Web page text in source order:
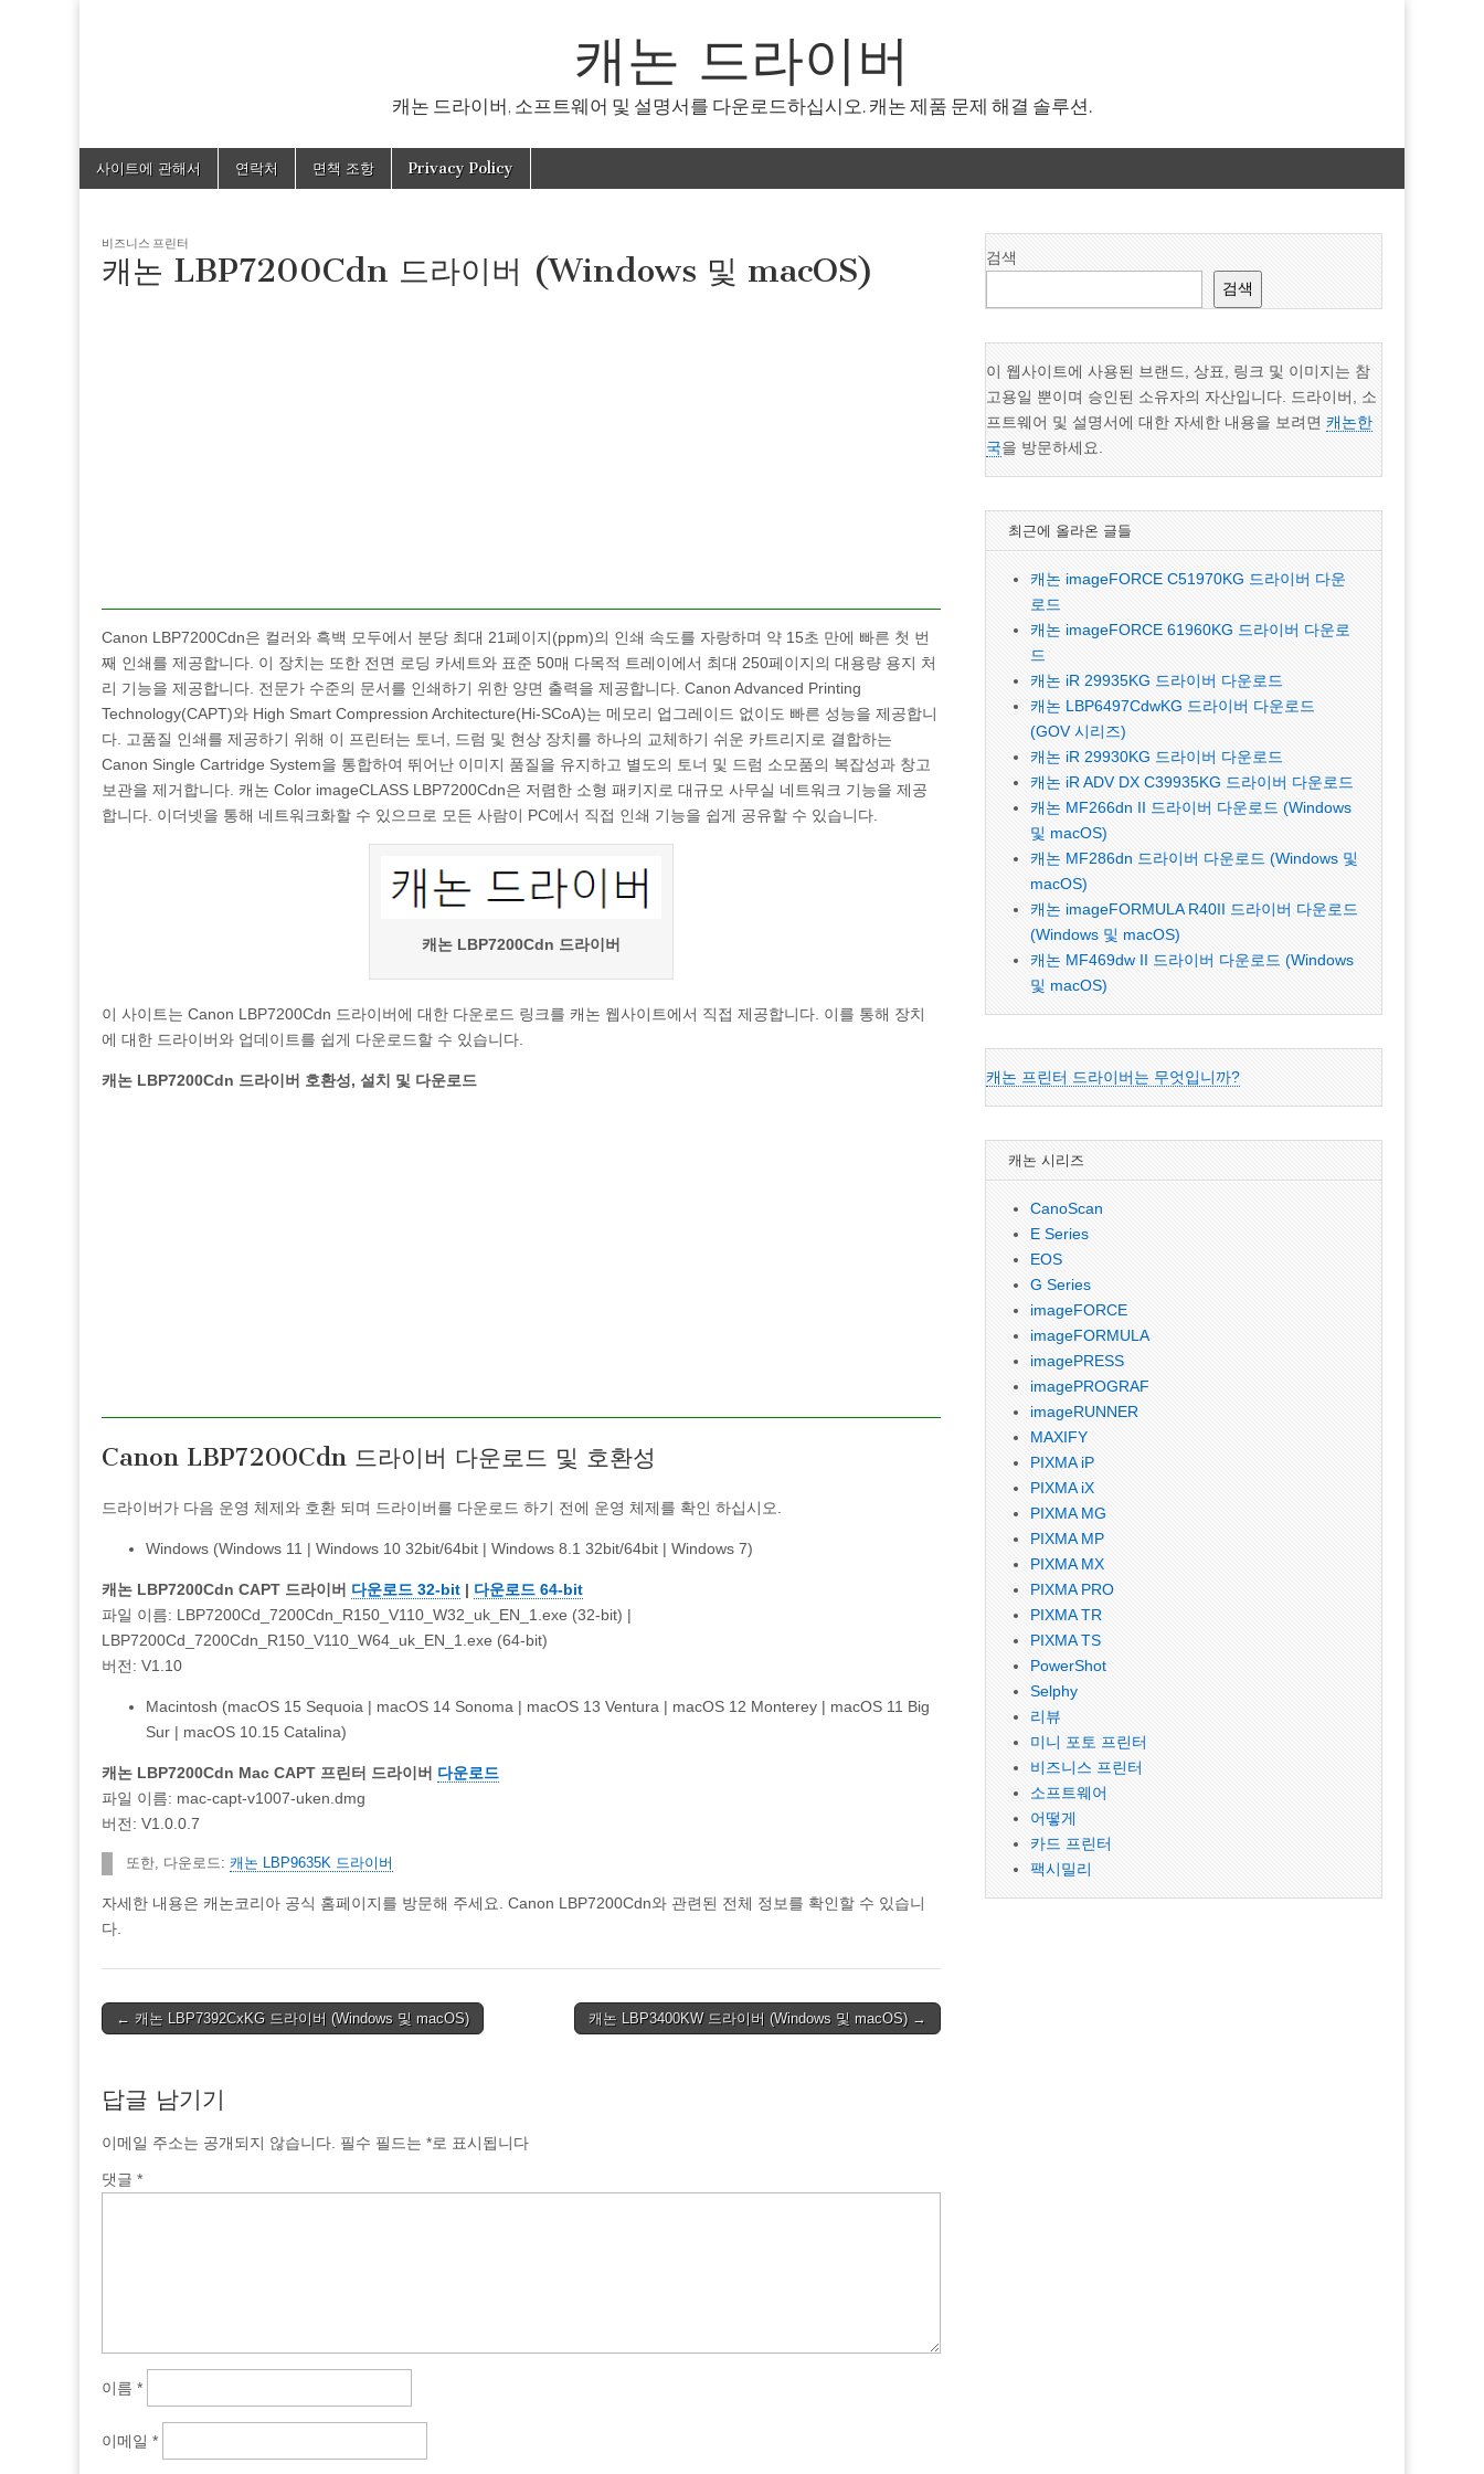
캐논 드라이버
캐논 드라이버, 소프트웨어 및 설명서를 다운로드하십시오. 캐논 제품 문제 해결 솔루션.
Main
menu
Skip
사이트에 관해서 연락처 면책 조항 Privacy Policy
비즈니스 프린터
캐논 LBP7200Cdn 드라이버 (Windows 및 macOS)
Canon LBP7200Cdn은 컬러와 흑백 모두에서 분당 최대 21페이지(ppm)의 인쇄 속도를 자랑하며 약 15초 만에 빠른 첫 번
째 인쇄를 제공합니다. 이 장치는 또한 전면 로딩 카세트와 표준 50매 다목적 트레이에서 최대 250페이지의 대용량 용지 처
리 기능을 제공합니다. 전문가 수준의 문서를 인쇄하기 위한 양면 출력을 제공합니다. Canon Advanced Printing
Technology(CAPT)와 High Smart Compression Architecture(Hi-SCoA)는 메모리 업그레이드 없이도 빠른 성능을 제공합니
다. 고품질 인쇄를 제공하기 위해 이 프린터는 토너, 드럼 및 현상 장치를 하나의 교체하기 쉬운 카트리지로 결합하는
Canon Single Cartridge System을 통합하여 뛰어난 이미지 품질을 유지하고 별도의 토너 및 드럼 소모품의 복잡성과 창고
보관을 제거합니다. 캐논 Color imageCLASS LBP7200Cdn은 저렴한 소형 패키지로 대규모 사무실 네트워크 기능을 제공
합니다. 이더넷을 통해 네트워크화할 수 있으므로 모든 사람이 PC에서 직접 인쇄 기능을 쉽게 공유할 수 있습니다.
캐논 LBP7200Cdn 드라이버
이 사이트는 Canon LBP7200Cdn 드라이버에 대한 다운로드 링크를 캐논 웹사이트에서 직접 제공합니다. 이를 통해 장치
에 대한 드라이버와 업데이트를 쉽게 다운로드할 수 있습니다.
캐논 LBP7200Cdn 드라이버 호환성, 설치 및 다운로드
Canon LBP7200Cdn 드라이버 다운로드 및 호환성
드라이버가 다음 운영 체제와 호환 되며 드라이버를 다운로드 하기 전에 운영 체제를 확인 하십시오.
Windows (Windows 11 | Windows 10 32bit/64bit | Windows 8.1 32bit/64bit | Windows 7)
캐논 LBP7200Cdn CAPT 드라이버 다운로드 32-bit | 다운로드 64-bit
파일 이름: LBP7200Cd_7200Cdn_R150_V110_W32_uk_EN_1.exe (32-bit) |
LBP7200Cd_7200Cdn_R150_V110_W64_uk_EN_1.exe (64-bit)
버전: V1.10
Macintosh (macOS 15 Sequoia | macOS 14 Sonoma | macOS 13 Ventura | macOS 12 Monterey | macOS 11 Big
Sur | macOS 10.15 Catalina)
캐논 LBP7200Cdn Mac CAPT 프린터 드라이버 다운로드
파일 이름: mac-capt-v1007-uken.dmg
버전: V1.0.0.7
또한, 다운로드: 캐논 LBP9635K 드라이버
자세한 내용은 캐논코리아 공식 홈페이지를 방문해 주세요. Canon LBP7200Cdn와 관련된 전체 정보를 확인할 수 있습니
다.
Post
← 캐논 LBP7392CxKG 드라이버 (Windows 및 macOS) 캐논 LBP3400KW 드라이버 (Windows 및 macOS) →
답글 남기기
이메일 주소는 공개되지 않습니다. 필수 필드는 *로 표시됩니다
댓글 *
이름 *
이메일 *
검색
검색
이 웹사이트에 사용된 브랜드, 상표, 링크 및 이미지는 참
고용일 뿐이며 승인된 소유자의 자산입니다. 드라이버, 소
프트웨어 및 설명서에 대한 자세한 내용을 보려면캐논한
국을 방문하세요.
최근에 올라온 글들
캐논 imageFORCE C51970KG 드라이버 다운
로드
캐논 imageFORCE 61960KG 드라이버 다운로
드
캐논 iR 29935KG 드라이버 다운로드
캐논 LBP6497CdwKG 드라이버 다운로드
(GOV 시리즈)
캐논 iR 29930KG 드라이버 다운로드
캐논 iR ADV DX C39935KG 드라이버 다운로드
캐논 MF266dn II 드라이버 다운로드 (Windows
및 macOS)
캐논 MF286dn 드라이버 다운로드 (Windows 및
macOS)
캐논 imageFORMULA R40II 드라이버 다운로드
(Windows 및 macOS)
캐논 MF469dw II 드라이버 다운로드 (Windows
및 macOS)
캐논 프린터 드라이버는 무엇입니까?
캐논 시리즈
CanoScan
E Series
EOS
G Series
imageFORCE
imageFORMULA
imagePRESS
imagePROGRAF
imageRUNNER
MAXIFY
PIXMA iP
PIXMA iX
PIXMA MG
PIXMA MP
PIXMA MX
PIXMA PRO
PIXMA TR
PIXMA TS
PowerShot
Selphy
리뷰
미니 포토 프린터
비즈니스 프린터
소프트웨어
어떻게
카드 프린터
팩시밀리